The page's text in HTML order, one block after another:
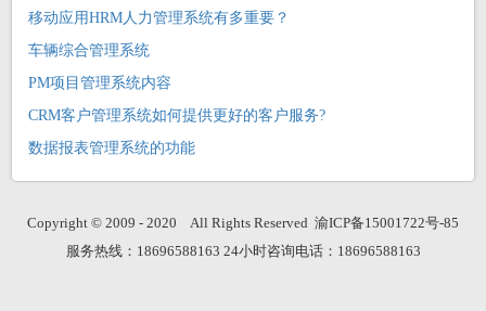
移动应用HRM人力管理系统有多重要？
车辆综合管理系统
PM项目管理系统内容
CRM客户管理系统如何提供更好的客户服务?
数据报表管理系统的功能
Copyright © 2009 - 2020 All Rights Reserved 渝ICP备15001722号-85
服务热线： 18696588163 24小时咨询电话： 18696588163